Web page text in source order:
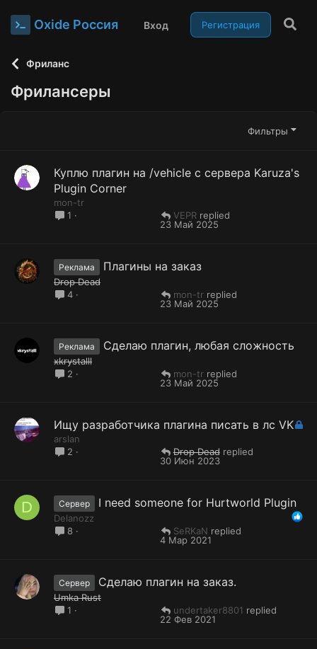
Oxide Россия Вход Регистрация
Фриланс
Фрилансеры
Фильтры
Куплю плагин на /vehicle с сервера Karuza's
Plugin Corner
mon-tr
1
23 Май 2025
VEPR
Реклама Плагины на заказ
Drop Dead
4
23 Май 2025
mon-tr
Реклама Сделаю плагин, любая сложность
xkrystalll
2
23 Май 2025
mon-tr
З
Ищу разработчика плагина писать в лс VK
arslan
2
30 Июн 2023
Drop Dead
D Сервер I need someone for Hurtworld Plugin
Delanozz
8
4 Мар 2021
SeRKaN
Сервер Сделаю плагин на заказ.
Umka Rust
1
22 Фев 2021
undertaker8801